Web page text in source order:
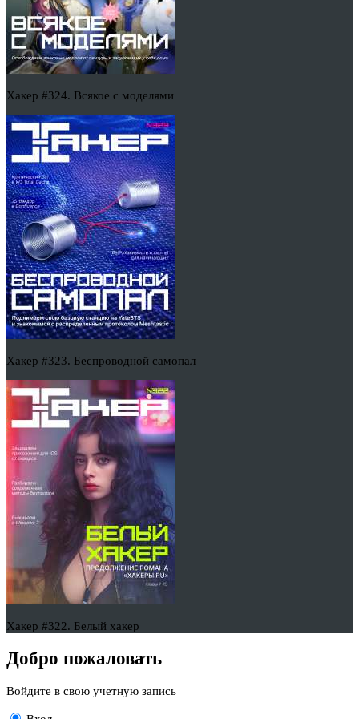
Хакер #324. Всякое с моделями
Хакер #323. Беспроводной самопал
Хакер #322. Белый хакер
Добро пожаловать
Войдите в свою учетную запись